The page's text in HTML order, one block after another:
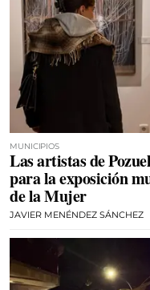
MUNICIPIOS
Las artistas de
para la exposición
de la Mujer
JAVIER MENÉNDEZ SÁNCHEZ